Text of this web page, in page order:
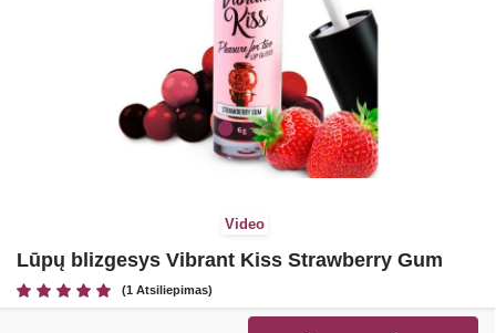
Video
Lūpų blizgesys Vibrant Kiss Strawberry Gum
(1 Atsiliepimas)